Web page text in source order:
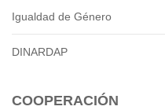
Igualdad de Género
DINARDAP
COOPERACIÓN
Protección de Derechos
Empresa Pública de Vivienda
2021